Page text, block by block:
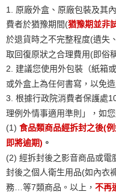
1. 原廠外盒、原廠包裝及其
費者於猶豫期間(猶豫期並非
於退貨時之不完整程度(遺失
取回復原狀之合理費用(即俗
2. 建議您使用外包裝（紙箱
或外盒上為任何書寫，以免
3. 根據行政院消費者保護處
理例外情事適用準則」，如您
(1) 食品類商品經拆封之後(
即將逾期) 。
(2) 經拆封後之影音商品或電
封後之個人衛生用品(如內衣
務…等7類商品。以上， 不再